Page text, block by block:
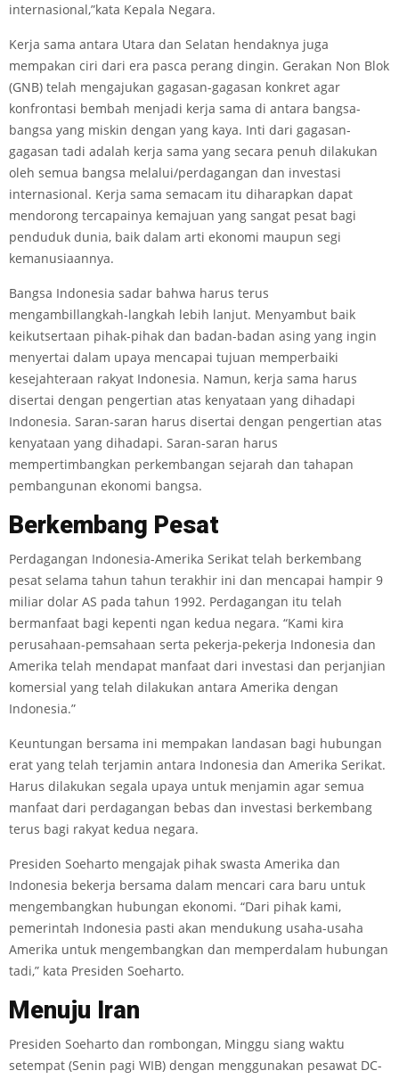
internasional,”kata Kepala Negara.
Kerja sama antara Utara dan Selatan hendaknya juga
mempakan ciri dari era pasca perang dingin. Gerakan Non Blok
(GNB) telah mengajukan gagasan-gagasan konkret agar
konfrontasi bembah menjadi kerja sama di antara bangsa-
bangsa yang miskin dengan yang kaya. Inti dari gagasan-
gagasan tadi adalah kerja sama yang secara penuh dilakukan
oleh semua bangsa melalui/perdagangan dan investasi
internasional. Kerja sama semacam itu diharapkan dapat
mendorong tercapainya kemajuan yang sangat pesat bagi
penduduk dunia, baik dalam arti ekonomi maupun segi
kemanusiaannya.
Bangsa Indonesia sadar bahwa harus terus
mengambillangkah-langkah lebih lanjut. Menyambut baik
keikutsertaan pihak-pihak dan badan-badan asing yang ingin
menyertai dalam upaya mencapai tujuan memperbaiki
kesejahteraan rakyat Indonesia. Namun, kerja sama harus
disertai dengan pengertian atas kenyataan yang dihadapi
Indonesia. Saran-saran harus disertai dengan pengertian atas
kenyataan yang dihadapi. Saran-saran harus
mempertimbangkan perkembangan sejarah dan tahapan
pembangunan ekonomi bangsa.
Berkembang Pesat
Perdagangan Indonesia-Amerika Serikat telah berkembang
pesat selama tahun­ tahun terakhir ini dan mencapai hampir 9
miliar dolar AS pada tahun 1992. Perdagangan itu telah
bermanfaat bagi kepenti ngan kedua negara. “Kami kira
perusahaan-pemsahaan serta pekerja-pekerja Indonesia dan
Amerika telah mendapat manfaat dari investasi dan perjanjian
komersial yang telah dilakukan antara Amerika dengan
Indonesia.”
Keuntungan bersama ini mempakan landasan bagi hubungan
erat yang telah terjamin antara Indonesia dan Amerika Serikat.
Harus dilakukan segala upaya untuk menjamin agar semua
manfaat dari perdagangan bebas dan investasi berkembang
terus bagi rakyat kedua negara.
Presiden Soeharto mengajak pihak swasta Amerika dan
Indonesia bekerja bersama dalam mencari cara baru untuk
mengembangkan hubungan ekonomi. “Dari pihak kami,
pemerintah Indonesia pasti akan mendukung usaha-usaha
Amerika untuk mengembangkan dan memperdalam hubungan
tadi,” kata Presiden Soeharto.
Menuju Iran
Presiden Soeharto dan rombongan, Minggu siang waktu
setempat (Senin pagi WIB) dengan menggunakan pesawat DC-